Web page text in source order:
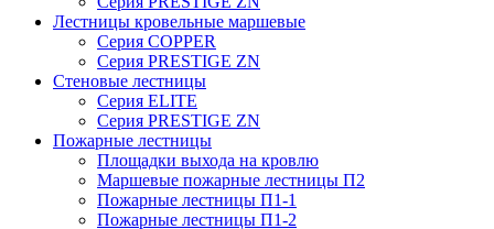
Лестницы кровельные маршевые
Серия COPPER
Серия PRESTIGE ZN
Стеновые лестницы
Серия ELITE
Серия PRESTIGE ZN
Пожарные лестницы
Площадки выхода на кровлю
Маршевые пожарные лестницы П2
Пожарные лестницы П1-1
Пожарные лестницы П1-2